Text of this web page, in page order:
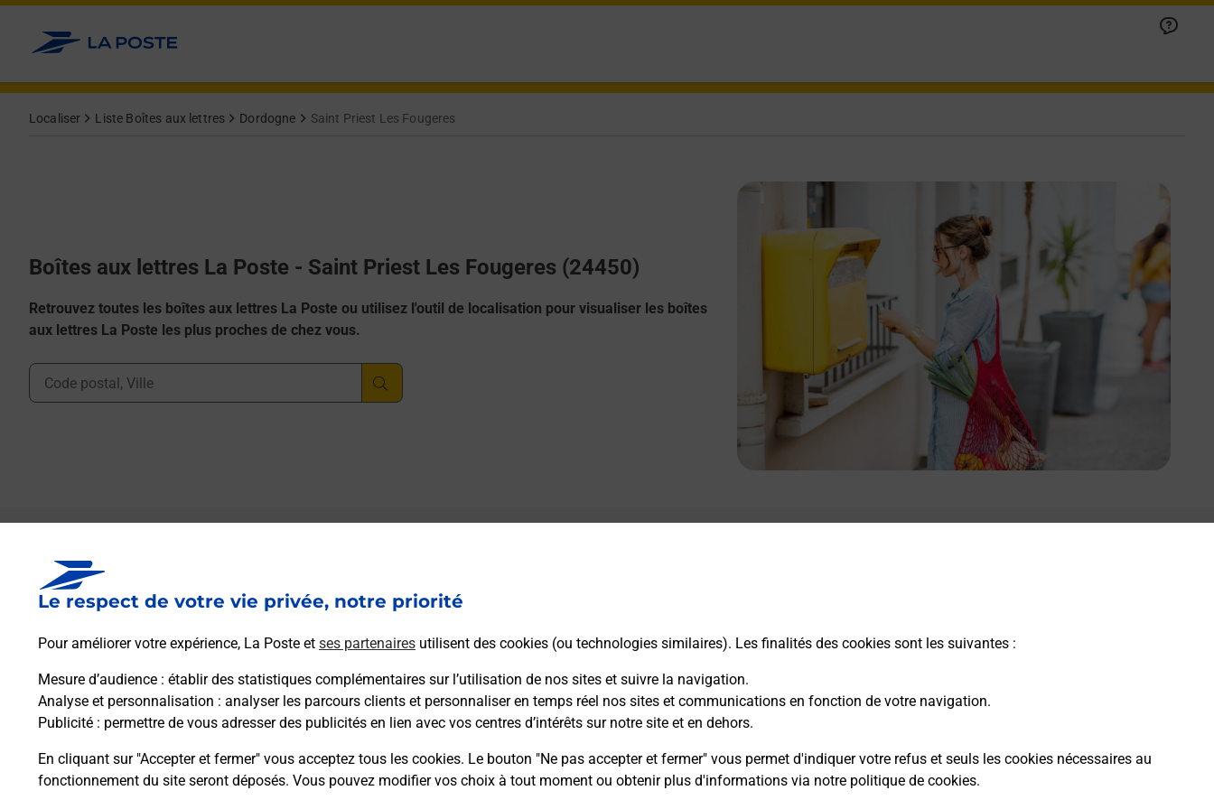
Le respect de votre vie privée, notre priorité
Pour améliorer votre expérience, La Poste et ses partenaires utilisent des cookies (ou technologies similaires). Les finalités des cookies sont les suivantes :
Mesure d’audience : établir des statistiques complémentaires sur l’utilisation de nos sites et suivre la navigation.
Analyse et personnalisation : analyser les parcours clients et personnaliser en temps réel nos sites et communications en fonction de votre navigation.
Publicité : permettre de vous adresser des publicités en lien avec vos centres d’intérêts sur notre site et en dehors.
En cliquant sur "Accepter et fermer" vous acceptez tous les cookies. Le bouton "Ne pas accepter et fermer" vous permet d'indiquer votre refus et seuls les cookies nécessaires au
fonctionnement du site seront déposés. Vous pouvez modifier vos choix à tout moment ou obtenir plus d'informations via notre politique de cookies.
Allez au contenu
Localiser Liste Boîtes aux lettres Dordogne Saint Priest Les Fougeres
Boîtes aux lettres La Poste - Saint Priest Les Fougeres (24450)
Retrouvez toutes les boîtes aux lettres La Poste ou utilisez l'outil de localisation pour visualiser les boîtes
aux lettres La Poste les plus proches de chez vous.
Ville, Département, Code Postal
Boîte aux lettres La Poste
Prochaine collecte du courrier lundià 08h35
Route De L Ancienne Forge
Itinéraire